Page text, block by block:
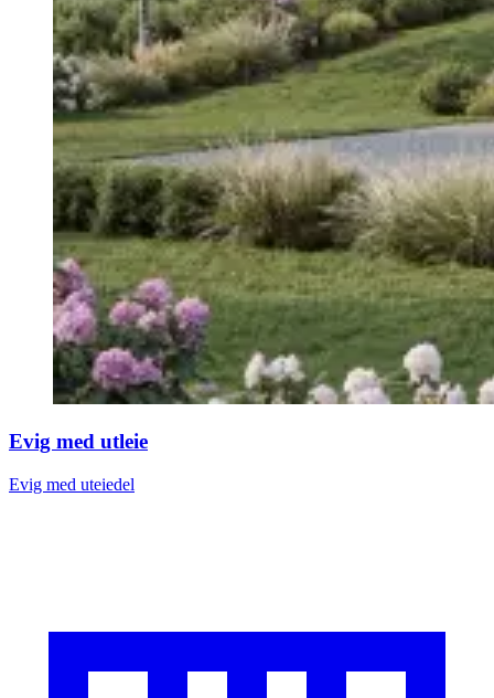
Evig med utleie
Evig med uteiedel